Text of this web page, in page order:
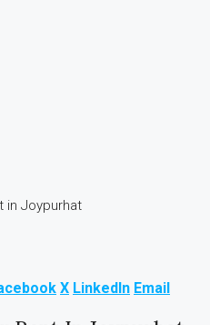
in Joypurhat
X LinkedIn Email